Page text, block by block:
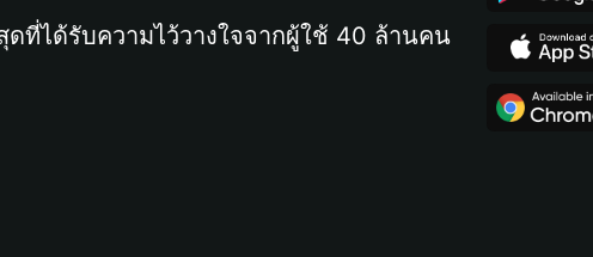
ที่ได้รับความไว้วางใจจากผู้ใช้ 40 ล้านคน